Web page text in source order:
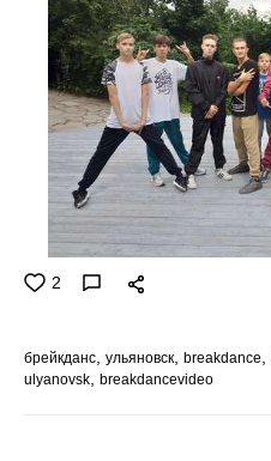
2
брейкданс ульяновск breakdance
ulyanovsk
breakdancevideo